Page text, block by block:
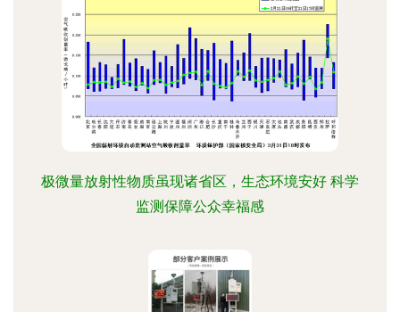
极微量放射性物质虽现诸省区，生态环境安好 科学
监测保障公众幸福感